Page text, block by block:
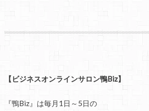
【ビジネスオンラインサロン鴨Biz】
『鴨Biz』は毎月1日～5日の